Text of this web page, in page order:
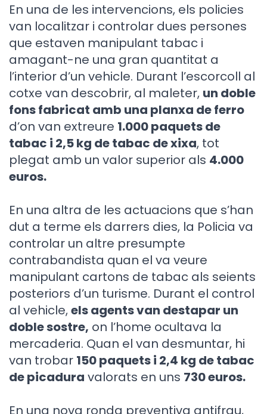
En una de les intervencions, els policies
van localitzar i controlar dues persones
que estaven manipulant tabac i
amagant-ne una gran quantitat a
l’interior d’un vehicle. Durant l’escorcoll al
cotxe van descobrir, al maleter, un doble
fons fabricat amb una planxa de ferro
d’on van extreure 1.000 paquets de
tabac i 2,5 kg de tabac de xixa, tot
plegat amb un valor superior als 4.000
euros.
En una altra de les actuacions que s’han
dut a terme els darrers dies, la Policia va
controlar un altre presumpte
contrabandista quan el va veure
manipulant cartons de tabac als seients
posteriors d’un turisme. Durant el control
al vehicle,els agents van destapar un
doble sostre, on l’home ocultava la
mercaderia. Quan el van desmuntar, hi
van trobar 150 paquets i 2,4 kg de tabac
de picadura valorats en uns 730 euros.
En una nova ronda preventiva antifrau,